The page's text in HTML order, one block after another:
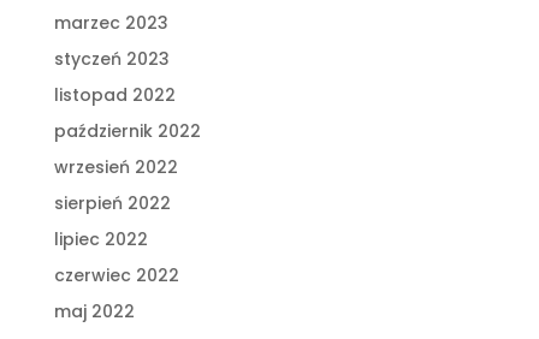
marzec 2023
styczeń 2023
listopad 2022
październik 2022
wrzesień 2022
sierpień 2022
lipiec 2022
czerwiec 2022
maj 2022